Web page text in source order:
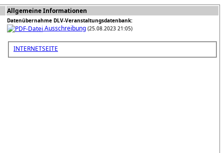
Allgemeine Informationen
Datenübernahme DLV-Veranstaltungsdatenbank:
Ausschreibung (25.08.2023 21:05)
INTERNETSEITE